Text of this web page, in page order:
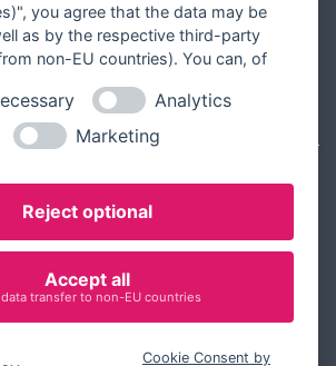
you agree that the data may be
as by the respective third-party
non-EU countries). You can, of
Analytics
Marketing
Reject optional
Accept all
transfer to non-EU countries
Cookie Consent by